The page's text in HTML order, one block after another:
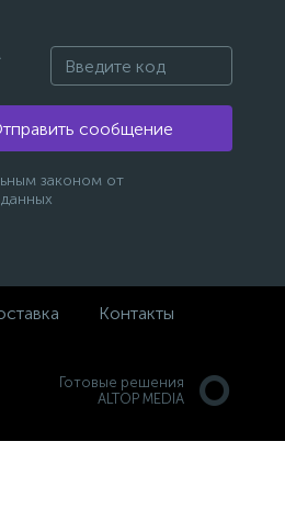
сообщение
законом от
Контакты
Готовые решения
ALTOP MEDIA